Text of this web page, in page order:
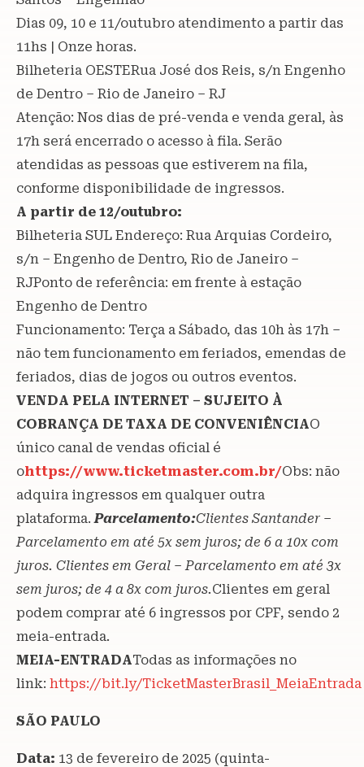
Dias 09, 10 e 11/outubro atendimento a partir das
11hs | Onze horas.
Bilheteria OESTERua José dos Reis, s/n Engenho
de Dentro – Rio de Janeiro – RJ
Atenção: Nos dias de pré-venda e venda geral, às
17h será encerrado o acesso à fila. Serão
atendidas as pessoas que estiverem na fila,
conforme disponibilidade de ingressos.
A partir de 12/outubro:
Bilheteria SUL Endereço: Rua Arquias Cordeiro,
s/n – Engenho de Dentro, Rio de Janeiro –
RJPonto de referência: em frente à estação
Engenho de Dentro
Funcionamento: Terça a Sábado, das 10h às 17h –
não tem funcionamento em feriados, emendas de
feriados, dias de jogos ou outros eventos.
VENDA PELA INTERNET – SUJEITO À
COBRANÇA DE TAXA DE CONVENIÊNCIAO
único canal de vendas oficial é
ohttps://www.ticketmaster.com.br/Obs: não
adquira ingressos em qualquer outra
plataforma. Parcelamento:Clientes Santander –
Parcelamento em até 5x sem juros; de 6 a 10x com
juros. Clientes em Geral – Parcelamento em até 3x
sem juros; de 4 a 8x com juros.Clientes em geral
podem comprar até 6 ingressos por CPF, sendo 2
meia-entrada.
MEIA-ENTRADATodas as informações no
link: https://bit.ly/TicketMasterBrasil_MeiaEntrada
SÃO PAULO
Data: 13 de fevereiro de 2025 (quinta-